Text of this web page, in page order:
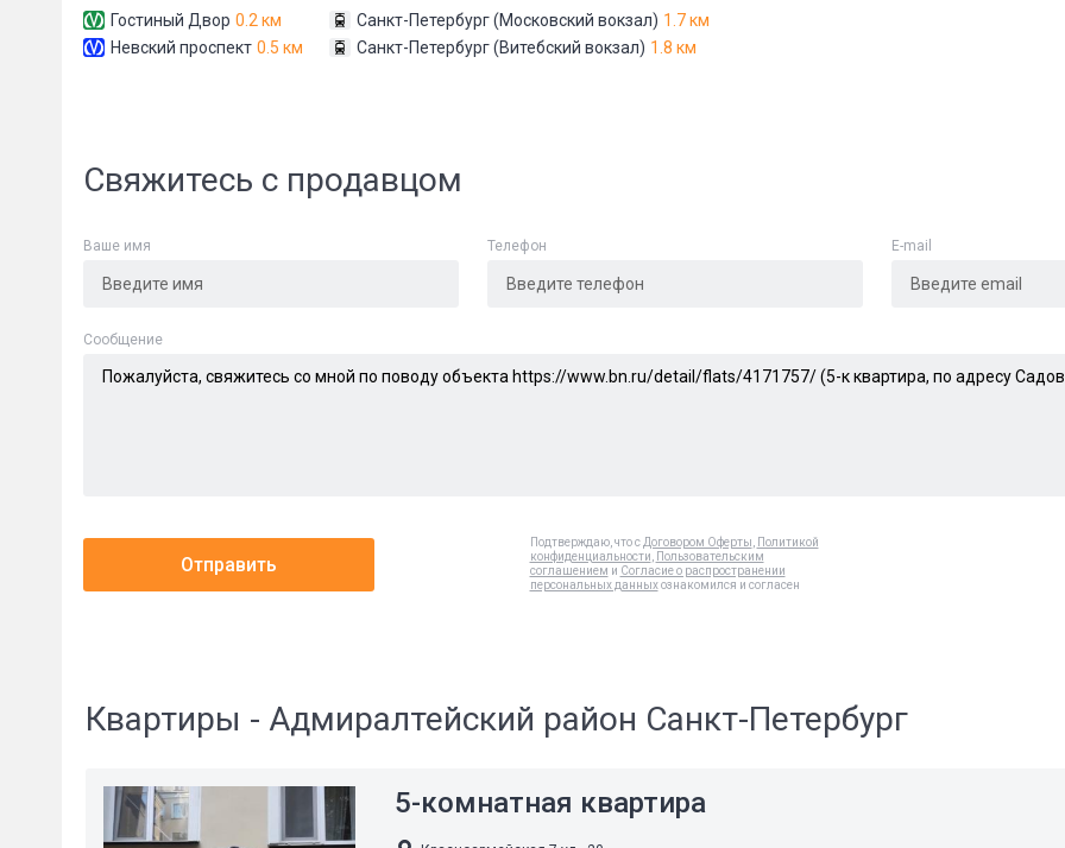
Гостиный Двор 0.2 км
Невский проспект 0.5 км
Санкт-Петербург (Московский вокзал) 1.7 км
Санкт-Петербург (Витебский вокзал) 1.8 км
Свяжитесь с продавцом
Ваше имя Телефон E-mail
Cообщение
Отправить
Подтверждаю, что с Договором Оферты
Политикой
конфиденциальности
Пользовательским
соглашением и Согласие о распространении
персональных данныхознакомился и согласен
Квартиры - Адмиралтейский район Санкт-Петербург
5-комнатная квартира